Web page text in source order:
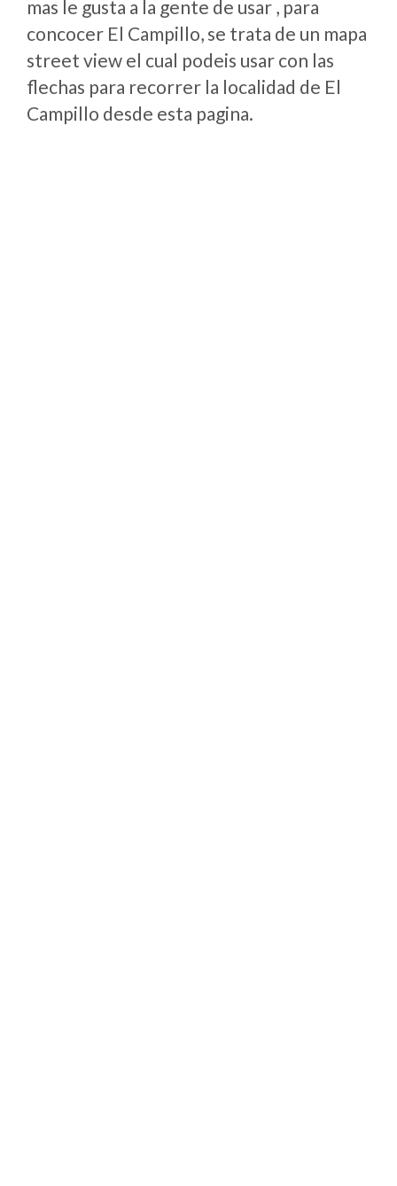
mas le gusta a la gente de usar , para
concocer El Campillo, se trata de un mapa
street view el cual podeis usar con las
flechas para recorrer la localidad de El
Campillo desde esta pagina.